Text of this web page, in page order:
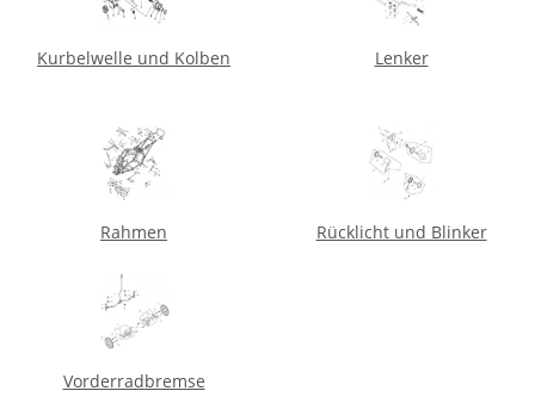
Kurbelwelle und Kolben Lenker
Rahmen Rücklicht und Blinker
Vorderradbremse